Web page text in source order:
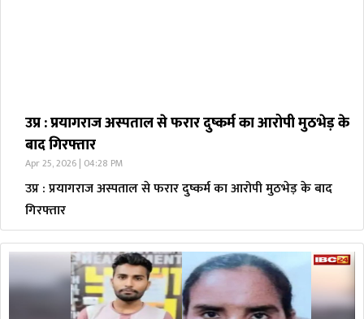
उप्र : प्रयागराज अस्पताल से फरार दुष्कर्म का आरोपी मुठभेड़ के
बाद गिरफ्तार
Apr 25, 2026 | 04:28 PM
उप्र : प्रयागराज अस्पताल से फरार दुष्कर्म का आरोपी मुठभेड़ के बाद
गिरफ्तार